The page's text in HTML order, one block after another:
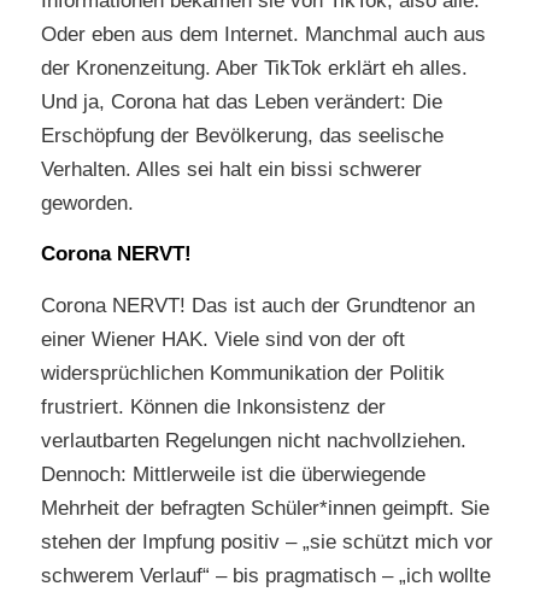
Oder eben aus dem Internet. Manchmal auch aus
der Kronenzeitung. Aber TikTok erklärt eh alles.
Und ja, Corona hat das Leben verändert: Die
Erschöpfung der Bevölkerung, das seelische
Verhalten. Alles sei halt ein bissi schwerer
geworden.
Corona NERVT!
Corona NERVT! Das ist auch der Grundtenor an
einer Wiener HAK. Viele sind von der oft
widersprüchlichen Kommunikation der Politik
frustriert. Können die Inkonsistenz der
verlautbarten Regelungen nicht nachvollziehen.
Dennoch: Mittlerweile ist die überwiegende
Mehrheit der befragten Schüler*innen geimpft. Sie
stehen der Impfung positiv – „sie schützt mich vor
schwerem Verlauf“ – bis pragmatisch – „ich wollte